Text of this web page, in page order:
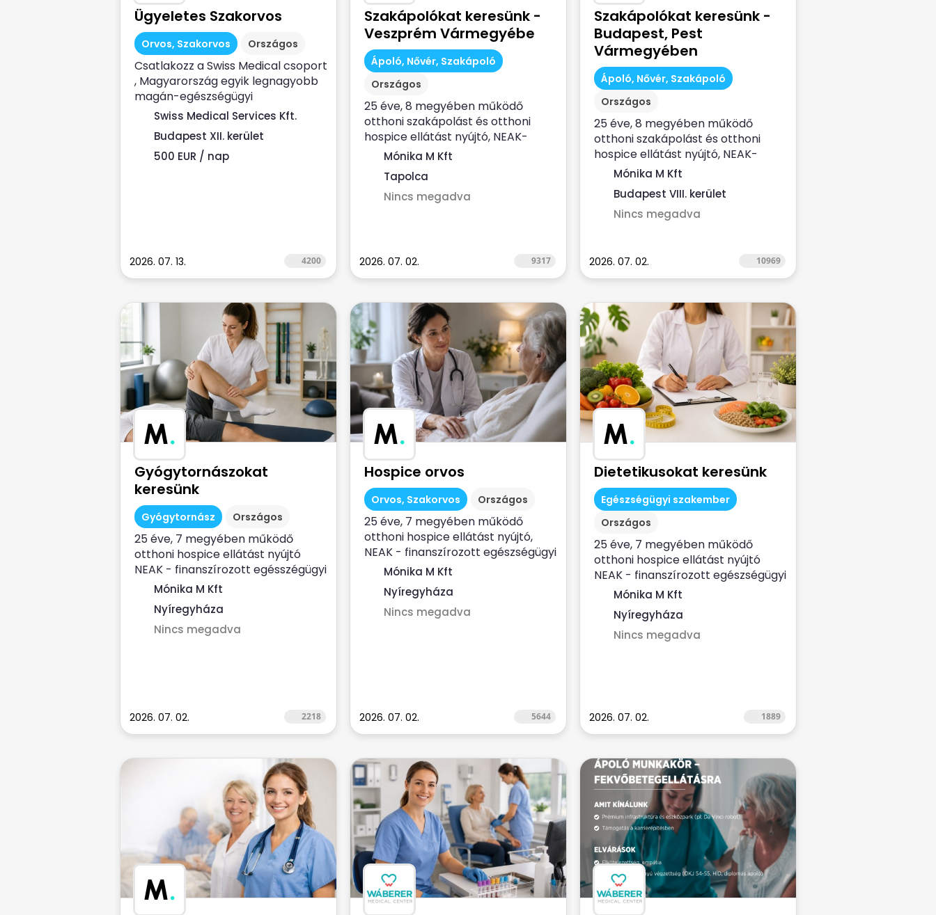
Ügyeletes Szakorvos
Orvos, Szakorvos Országos
Csatlakozz a Swiss Medical csoport
, Magyarország egyik legnagyobb
magán-egészségügyi
szolgáltatójához ...
Swiss Medical Services Kft.
Budapest XII. kerület
500 EUR / nap
2026. 07. 13. 4200
Szakápolókat keresünk -
Veszprém Vármegyébe
Ápoló, Nővér, Szakápoló
Országos
25 éve, 8 megyében működő
otthoni szakápolást és otthoni
hospice ellátást nyújtó, NEAK-
finanszírozott...
Mónika M Kft
Tapolca
Nincs megadva
2026. 07. 02. 9317
Szakápolókat keresünk -
Budapest, Pest
Vármegyében
Ápoló, Nővér, Szakápoló
Országos
25 éve, 8 megyében működő
otthoni szakápolást és otthoni
hospice ellátást nyújtó, NEAK-
finanszírozott...
Mónika M Kft
Budapest VIII. kerület
Nincs megadva
2026. 07. 02. 10969
M.
Gyógytornászokat
keresünk
Gyógytornász Országos
25 éve, 7 megyében működő
otthoni hospice ellátást nyújtó
NEAK - finanszírozott egésszégügyi
szolgálat...
Mónika M Kft
Nyíregyháza
Nincs megadva
2026. 07. 02. 2218
M.
Hospice orvos
Orvos, Szakorvos Országos
25 éve, 7 megyében működő
otthoni hospice ellátást nyújtó,
NEAK - finanszírozott egészségügyi
szolgálat...
Mónika M Kft
Nyíregyháza
Nincs megadva
2026. 07. 02. 5644
M.
Dietetikusokat keresünk
Egészségügyi szakember
Országos
25 éve, 7 megyében működő
otthoni hospice ellátást nyújtó
NEAK - finanszírozott egészségügyi
szolgálat...
Mónika M Kft
Nyíregyháza
Nincs megadva
2026. 07. 02. 1889
M.